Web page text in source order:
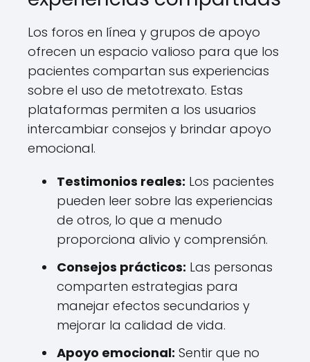
Los foros en línea y grupos de apoyo
ofrecen un espacio valioso para que los
pacientes compartan sus experiencias
sobre el uso de metotrexato. Estas
plataformas permiten a los usuarios
intercambiar consejos y brindar apoyo
emocional.
Testimonios reales: Los pacientes
pueden leer sobre las experiencias
de otros, lo que a menudo
proporciona alivio y comprensión.
Consejos prácticos: Las personas
comparten estrategias para
manejar efectos secundarios y
mejorar la calidad de vida.
Apoyo emocional: Sentir que no